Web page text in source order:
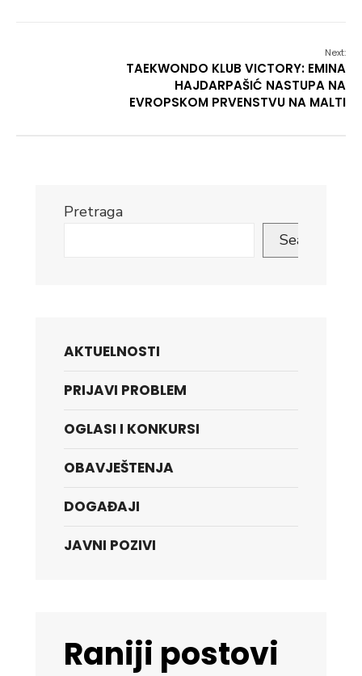
Next:
TAEKWONDO KLUB VICTORY: EMINA
HAJDARPAŠIĆ NASTUPA NA
EVROPSKOM PRVENSTVU NA MALTI
Pretraga
Search
AKTUELNOSTI
PRIJAVI PROBLEM
OGLASI I KONKURSI
OBAVJEŠTENJA
DOGAĐAJI
JAVNI POZIVI
Raniji postovi